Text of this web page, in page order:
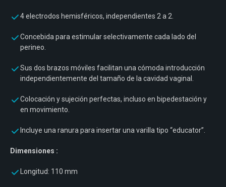
4 electrodos hemisféricos, independientes 2 a 2.
Concebida para estimular selectivamente cada lado del
perineo.
Sus dos brazos móviles facilitan una cómoda introducción
independientemente del tamaño de la cavidad vaginal.
Colocación y sujeción perfectas, incluso en bipedestación y
en movimiento.
Incluye una ranura para insertar una varilla tipo “educator”.
Dimensiones :
Longitud: 110 mm